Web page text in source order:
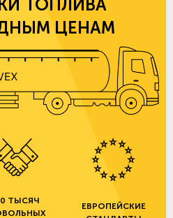
ТОПЛИВА
ЦЕНАМ
ТЫСЯЧ
ЕВРОПЕЙСКИЕ